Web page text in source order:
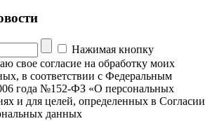
Нажимая кнопку
свое согласие на обработку моих
в соответствии с Федеральным
года №152-ФЗ «О персональных
и для целей, определенных в Согласии
данных